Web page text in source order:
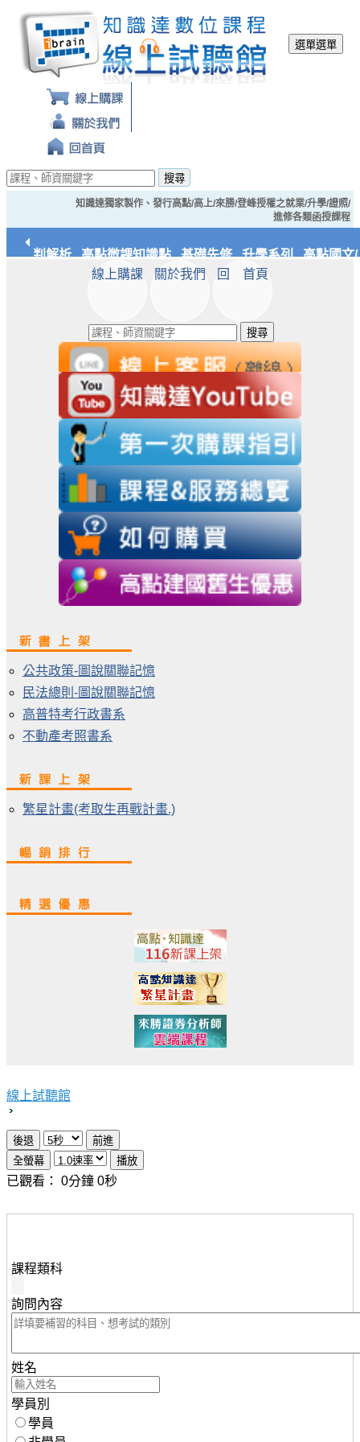
選單選單
搜尋
知識達獨家製作、發行高點/高上/來勝/登峰授權之就業/升學/證照/
進修各類函授課程
裁判解析 高點微課知識點 基礎先修 升學系列 高點國文/
知識達文化
線上購課 關於我們 回 首頁
搜尋
公共政策-圖說關聯記憶
民法總則-圖說關聯記憶
高普特考行政書系
不動產考照書系
繁星計畫(考取生再戰計畫.)
線上試聽館
已觀看： 0分鐘 0秒
課程類科
詢問內容
姓名
學員別
學員